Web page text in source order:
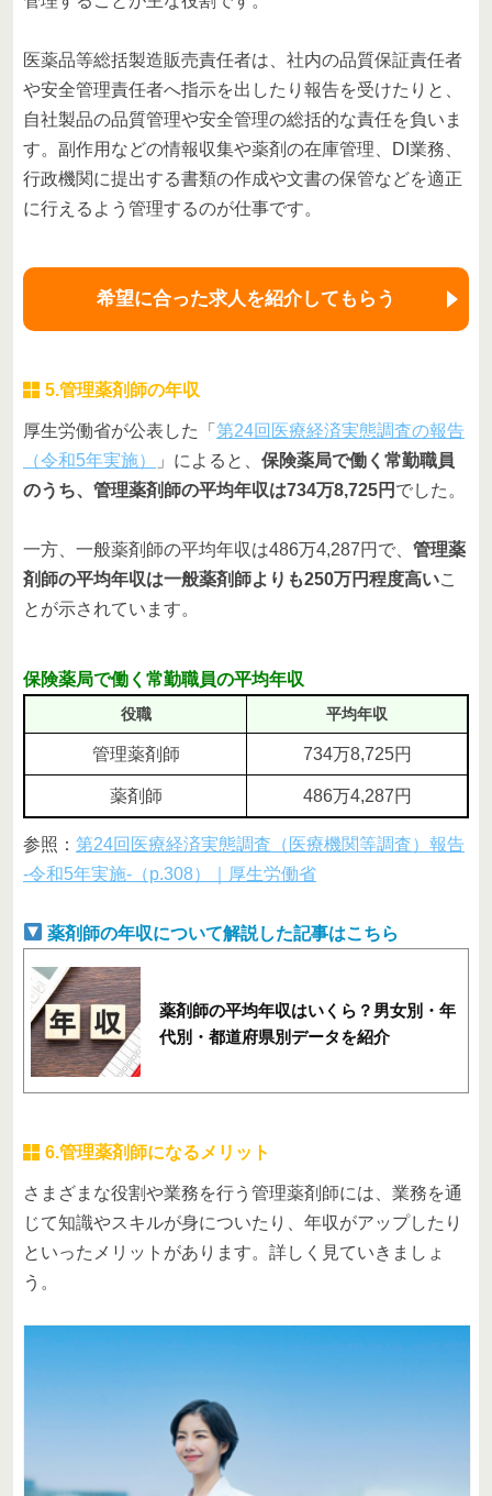
医薬品等総括製造販売責任者は、社内の品質保証責任者
や安全管理責任者へ指示を出したり報告を受けたりと、
自社製品の品質管理や安全管理の総括的な責任を負いま
す。副作用などの情報収集や薬剤の在庫管理、DI業務、
行政機関に提出する書類の作成や文書の保管などを適正
に行えるよう管理するのが仕事です。
希望に合った求人を紹介してもらう
5.管理薬剤師の年収
厚生労働省が公表した「 第24回医療経済実態調査の報告
（令和5年実施）
」によると、 保険薬局で働く常勤職員
のうち、管理薬剤師の平均年収は734万8,725円 でした。
一方、一般薬剤師の平均年収は486万4,287円で、 管理薬
剤師の平均年収は一般薬剤師よりも250万円程度高いこ
とが示されています。
保険薬局で働く常勤職員の平均年収
役職 平均年収
管理薬剤師 734万8,725円
薬剤師 486万4,287円
参照： 第24回医療経済実態調査（医療機関等調査）報告
‐令和5年実施‐（p.308）｜厚生労働省
薬剤師の年収について解説した記事はこちら
薬剤師の平均年収はいくら？男女別・年
代別・都道府県別データを紹介
6.管理薬剤師になるメリット
さまざまな役割や業務を行う管理薬剤師には、業務を通
じて知識やスキルが身についたり、年収がアップしたり
といったメリットがあります。詳しく見ていきましょ
う。